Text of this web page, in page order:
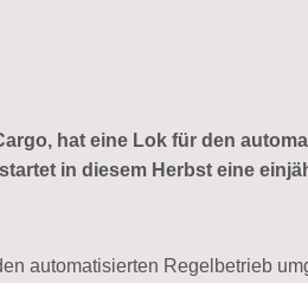
hat eine Lok für den
in diesem Herbst eine
automatisierten Regelbetrieb